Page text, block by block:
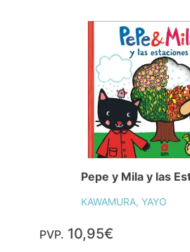
Pepe y Mila y las
KAWAMURA, YAYO
PVP. 10,95€